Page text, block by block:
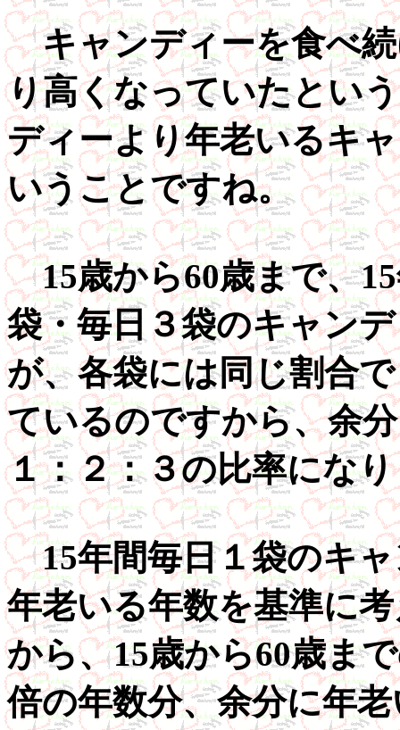
キャンディーを食べ続
り高くなっていたとい
ディーより年老いるキ
いうことですね。
15歳から60歳まで、15
袋・毎日３袋のキャン
が、各袋には同じ割合
ているのですから、余
１：２：３の比率にな
15年間毎日１袋のキャ
年老いる年数を基準に
から、15歳から60歳ま
倍の年数分、余分に年